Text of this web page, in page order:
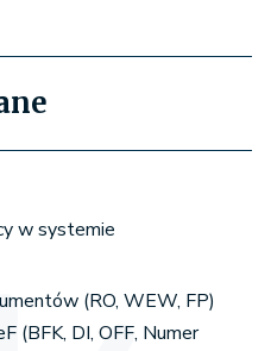
w systemie
(RO, WEW, FP)
(BFK, DI, OFF, Numer